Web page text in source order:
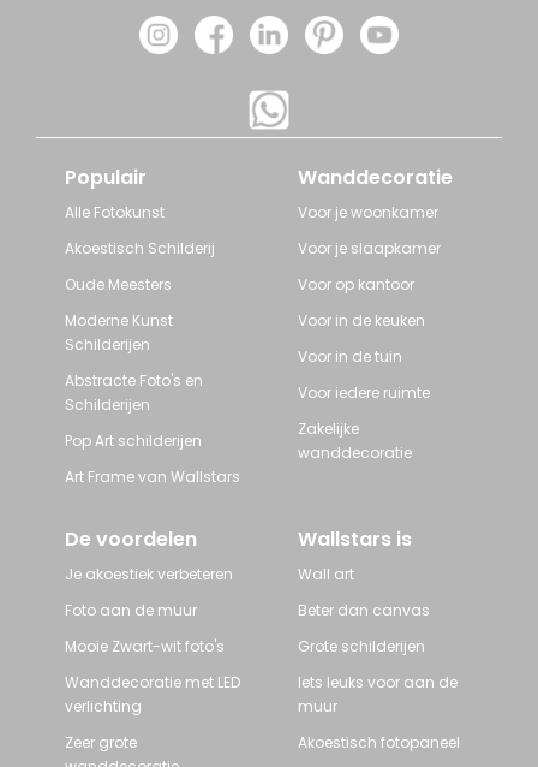
Populair
Alle Fotokunst
Akoestisch Schilderij
Oude Meesters
Moderne Kunst
Schilderijen
Abstracte Foto's en
Schilderijen
Pop Art schilderijen
Art Frame van Wallstars
Wanddecoratie
Voor je woonkamer
Voor je slaapkamer
Voor op kantoor
Voor in de keuken
Voor in de tuin
Voor iedere ruimte
Zakelijke
wanddecoratie
De voordelen
Je akoestiek verbeteren
Foto aan de muur
Mooie Zwart-wit foto's
Wanddecoratie met LED
verlichting
Zeer grote
Wallstars is
Wall art
Beter dan canvas
Grote schilderijen
Iets leuks voor aan de
muur
Akoestisch fotopaneel